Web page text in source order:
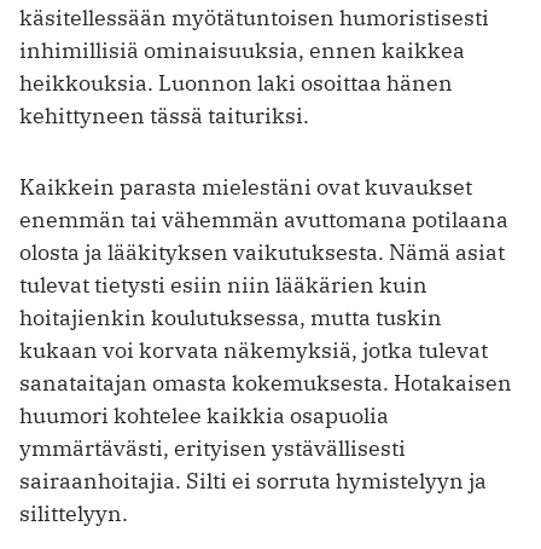
käsitellessään myötätuntoisen humoristisesti
inhimillisiä ominaisuuksia, ennen kaikkea
heikkouksia. Luonnon laki osoittaa hänen
kehittyneen tässä taituriksi.
Kaikkein parasta mielestäni ovat kuvaukset
enemmän tai vähemmän avuttomana potilaana
olosta ja lääkityksen vaikutuksesta. Nämä asiat
tulevat tietysti esiin niin lääkärien kuin
hoitajienkin koulutuksessa, mutta tuskin
kukaan voi korvata näkemyksiä, jotka tulevat
sanataitajan omasta kokemuksesta. Hotakaisen
huumori kohtelee kaikkia osapuolia
ymmärtävästi, erityisen ystävällisesti
sairaanhoitajia. Silti ei sorruta hymistelyyn ja
silittelyyn.